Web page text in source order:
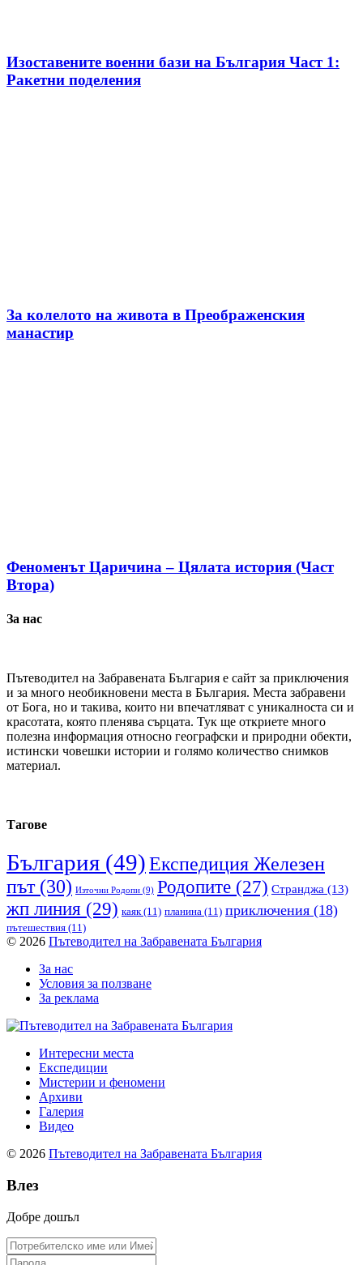
Изоставените военни бази на България Част 1:
Ракетни поделения
За колелото на живота в Преображенския
манастир
Феноменът Царичина – Цялата история (Част
Втора)
За нас
Пътеводител на Забравената България е сайт за приключения
и за много необикновени места в България. Места забравени
от Бога, но и такива, които ни впечатляват с уникалноста си и
красотата, която пленява сърцата. Тук ще откриете много
полезна информация относно географски и природни обекти,
истински човешки истории и голямо количество снимков
материал.
Тагове
България (49)Експедиция Железен
път(30) Източни Родопи (9) Родопите (27) Странджа (13)
жп линия (29) каяк(11) планина (11) приключения (18)
пътешествия (11)
© 2026 Пътеводител на Забравената България
За нас
Условия за ползване
За реклама
Интересни места
Експедиции
Мистерии и феномени
Архиви
Галерия
Видео
© 2026 Пътеводител на Забравената България
Влез
Добре дошъл